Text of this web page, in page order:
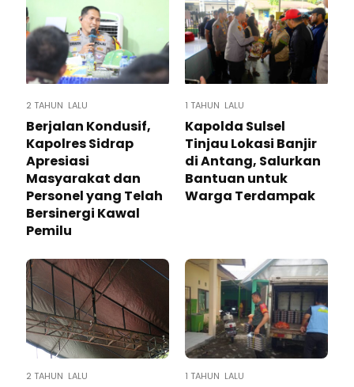
2 TAHUN LALU
Berjalan Kondusif,
Kapolres Sidrap
Apresiasi
Masyarakat dan
Personel yang Telah
Bersinergi Kawal
Pemilu
1 TAHUN LALU
Kapolda Sulsel
Tinjau Lokasi Banjir
di Antang, Salurkan
Bantuan untuk
Warga Terdampak
2 TAHUN LALU 1 TAHUN LALU